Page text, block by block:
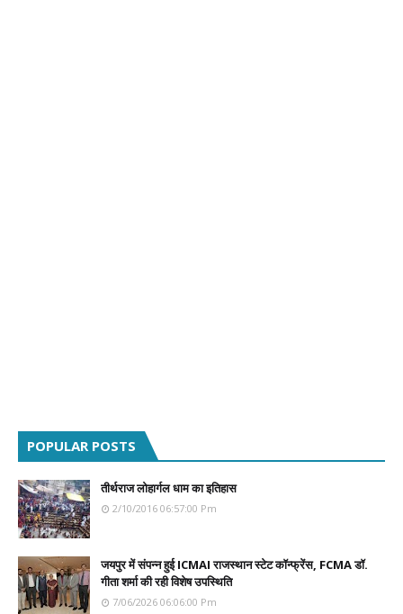
POPULAR POSTS
तीर्थराज लोहार्गल धाम का इतिहास
2/10/2016 06:57:00 Pm
जयपुर में संपन्न हुई ICMAI राजस्थान स्टेट कॉन्फ्रेंस, FCMA डॉ.
गीता शर्मा की रही विशेष उपस्थिति
7/06/2026 06:06:00 Pm